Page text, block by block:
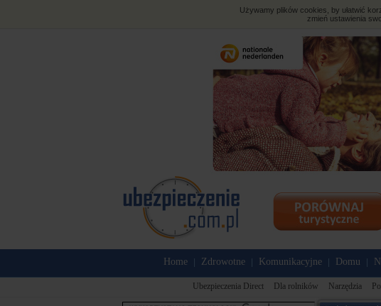
Używamy plików cookies, by ułatwić
zmień ustawienia
Home Zdrowotne Komunikacyjne Domu
Ubezpieczenia Direct Dla rolników Narzędzia